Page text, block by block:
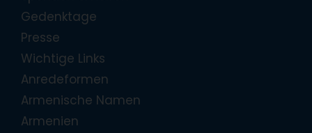
Gedenktage
Presse
Wichtige Links
Anredeformen
Armenische Namen
Armenien